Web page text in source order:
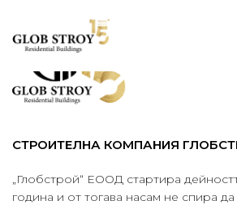
СТРОИТЕЛНА КОМПАНИЯ
„Глобстрой“ ЕООД стартира
година и от тогава насам не спира